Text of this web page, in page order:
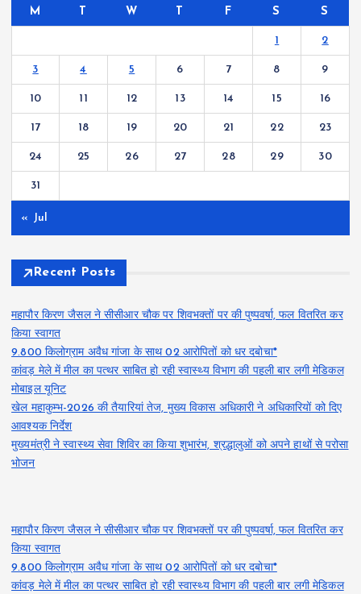
M T W T F S S
1 2
3 4 5 6 7 8 9
10 11 12 13 14 15 16
17 18 19 20 21 22 23
24 25 26 27 28 29 30
31
« Jul
Recent Posts
महापौर किरण जैसल ने सीसीआर चौक पर शिवभक्तों पर की पुष्पवर्षा, फल वितरित कर
किया स्वागत
9.800 किलोग्राम अवैध गांजा के साथ 02 आरोपितों को धर दबोचा*
कांवड़ मेले में मील का पत्थर साबित हो रही स्वास्थ्य विभाग की पहली बार लगी मेडिकल
मोबाइल यूनिट
खेल महाकुम्भ-2026 की तैयारियां तेज, मुख्य विकास अधिकारी ने अधिकारियों को दिए
आवश्यक निर्देश
मुख्यमंत्री ने स्वास्थ्य सेवा शिविर का किया शुभारंभ, श्रद्धालुओं को अपने हाथों से परोसा
भोजन
महापौर किरण जैसल ने सीसीआर चौक पर शिवभक्तों पर की पुष्पवर्षा, फल वितरित कर
किया स्वागत
9.800 किलोग्राम अवैध गांजा के साथ 02 आरोपितों को धर दबोचा*
कांवड़ मेले में मील का पत्थर साबित हो रही स्वास्थ्य विभाग की पहली बार लगी मेडिकल